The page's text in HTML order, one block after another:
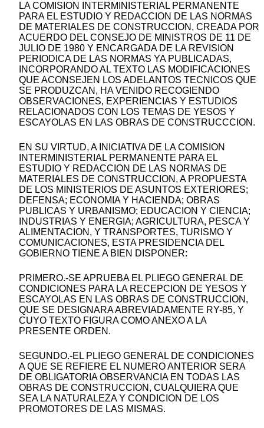
LA COMISION INTERMINISTERIAL PERMANENTE
PARA EL ESTUDIO Y REDACCION DE LAS NORMAS
DE MATERIALES DE CONSTRUCCION, CREADA POR
ACUERDO DEL CONSEJO DE MINISTROS DE 11 DE
JULIO DE 1980 Y ENCARGADA DE LA REVISION
PERIODICA DE LAS NORMAS YA PUBLICADAS,
INCORPORANDO AL TEXTO LAS MODIFICACIONES
QUE ACONSEJEN LOS ADELANTOS TECNICOS QUE
SE PRODUZCAN, HA VENIDO RECOGIENDO
OBSERVACIONES, EXPERIENCIAS Y ESTUDIOS
RELACIONADOS CON LOS TEMAS DE YESOS Y
ESCAYOLAS EN LAS OBRAS DE CONSTRUCCCION.
EN SU VIRTUD, A INICIATIVA DE LA COMISION
INTERMINISTERIAL PERMANENTE PARA EL
ESTUDIO Y REDACCION DE LAS NORMAS DE
MATERIALES DE CONSTRUCCION, A PROPUESTA
DE LOS MINISTERIOS DE ASUNTOS EXTERIORES;
DEFENSA; ECONOMIA Y HACIENDA; OBRAS
PUBLICAS Y URBANISMO; EDUCACION Y CIENCIA;
INDUSTRIAS Y ENERGIA; AGRICULTURA, PESCA Y
ALIMENTACION, Y TRANSPORTES, TURISMO Y
COMUNICACIONES, ESTA PRESIDENCIA DEL
GOBIERNO TIENE A BIEN DISPONER:
PRIMERO.-SE APRUEBA EL PLIEGO GENERAL DE
CONDICIONES PARA LA RECEPCION DE YESOS Y
ESCAYOLAS EN LAS OBRAS DE CONSTRUCCION,
QUE SE DESIGNARA ABREVIADAMENTE RY-85, Y
CUYO TEXTO FIGURA COMO ANEXO A LA
PRESENTE ORDEN.
SEGUNDO.-EL PLIEGO GENERAL DE CONDICIONES
A QUE SE REFIERE EL NUMERO ANTERIOR SERA
DE OBLIGATORIA OBSERVANCIA EN TODAS LAS
OBRAS DE CONSTRUCCION, CUALQUIERA QUE
SEA LA NATURALEZA Y CONDICION DE LOS
PROMOTORES DE LAS MISMAS.